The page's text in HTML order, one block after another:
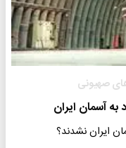
صهیونی
به آسمان ایران
ایران نشدند؟